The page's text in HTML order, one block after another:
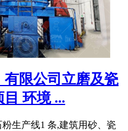
限公司立磨及瓷
环境 ...
生产线1 条,建筑用砂、瓷